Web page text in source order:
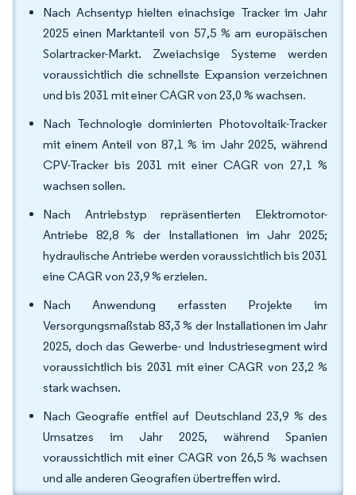
Nach Achsentyp hielten einachsige Tracker im Jahr
2025 einen Marktanteil von 57,5 % am europäischen
Solartracker-Markt. Zweiachsige Systeme werden
voraussichtlich die schnellste Expansion verzeichnen
und bis 2031 mit einer CAGR von 23,0 % wachsen.
Nach Technologie dominierten Photovoltaik-Tracker
mit einem Anteil von 87,1 % im Jahr 2025, während
CPV-Tracker bis 2031 mit einer CAGR von 27,1 %
wachsen sollen.
Nach Antriebstyp repräsentierten Elektromotor-
Antriebe 82,8 % der Installationen im Jahr 2025;
hydraulische Antriebe werden voraussichtlich bis 2031
eine CAGR von 23,9 % erzielen.
Nach Anwendung erfassten Projekte im
Versorgungsmaßstab 83,3 % der Installationen im Jahr
2025, doch das Gewerbe- und Industriesegment wird
voraussichtlich bis 2031 mit einer CAGR von 23,2 %
stark wachsen.
Nach Geografie entfiel auf Deutschland 23,9 % des
Umsatzes im Jahr 2025, während Spanien
voraussichtlich mit einer CAGR von 26,5 % wachsen
und alle anderen Geografien übertreffen wird.